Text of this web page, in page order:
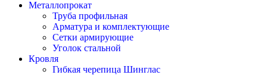
Металлопрокат
Труба профильная
Арматура и комплектующие
Сетки армирующие
Уголок стальной
Кровля
Гибкая черепица Шинглас